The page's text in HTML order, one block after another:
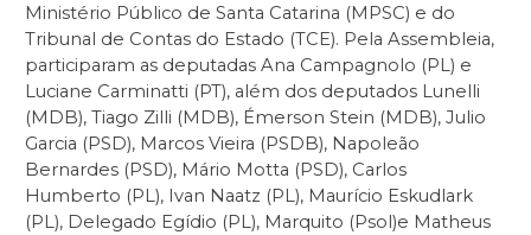
Ministério Público de Santa Catarina (MPSC) e do
Tribunal de Contas do Estado (TCE). Pela Assembleia,
participaram as deputadas Ana Campagnolo (PL) e
Luciane Carminatti (PT), além dos deputados Lunelli
(MDB), Tiago Zilli (MDB), Émerson Stein (MDB), Julio
Garcia (PSD), Marcos Vieira (PSDB), Napoleão
Bernardes (PSD), Mário Motta (PSD), Carlos
Humberto (PL), Ivan Naatz (PL), Maurício Eskudlark
(PL), Delegado Egídio (PL), Marquito (Psol)e Matheus